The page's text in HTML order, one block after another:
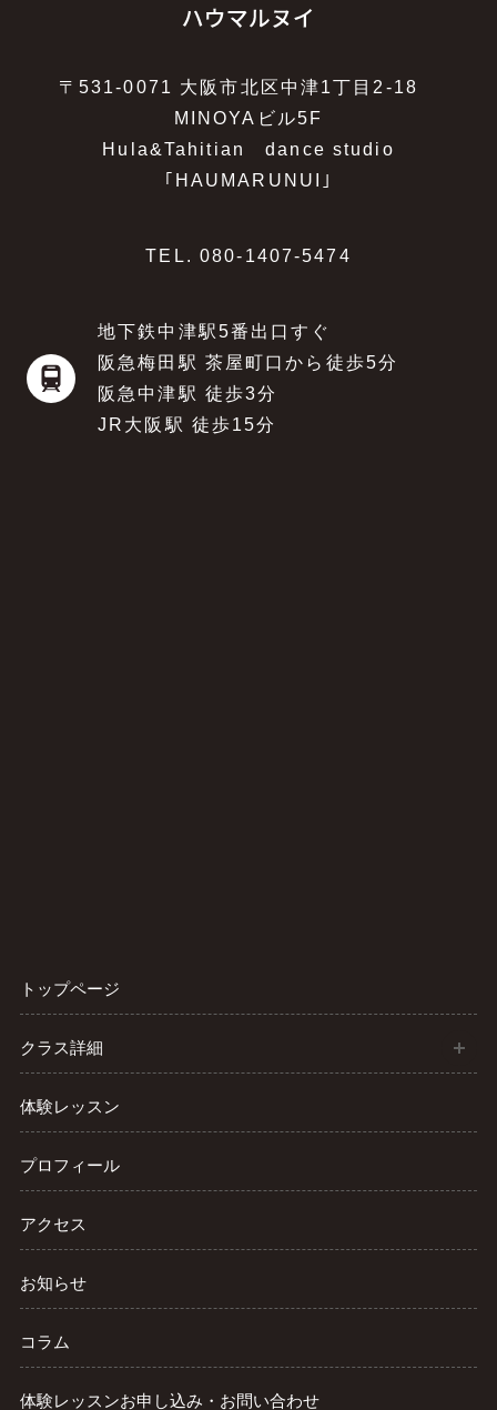
〒531-0071 大阪市北区中津1丁目2-18
MINOYAビル5F
Hula&Tahitian dance studio
｢HAUMARUNUI｣
TEL. 080-1407-5474
地下鉄中津駅5番出口すぐ
阪急梅田駅 茶屋町口から徒歩5分
阪急中津駅 徒歩3分
JR大阪駅 徒歩15分
トップページ
クラス詳細
体験レッスン
プロフィール
アクセス
お知らせ
コラム
体験レッスンお申し込み・お問い合わせ